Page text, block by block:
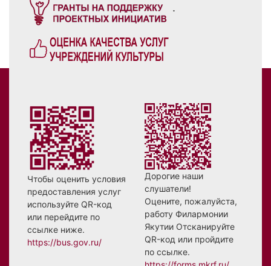
.
Чтобы оценить условия
предоставления услуг
используйте QR-код
или перейдите по
ссылке ниже.
https://bus.gov.ru/
Дорогие наши
слушатели!
Оцените, пожалуйста,
работу Филармонии
Якутии Отсканируйте
QR-код или пройдите
по ссылке.